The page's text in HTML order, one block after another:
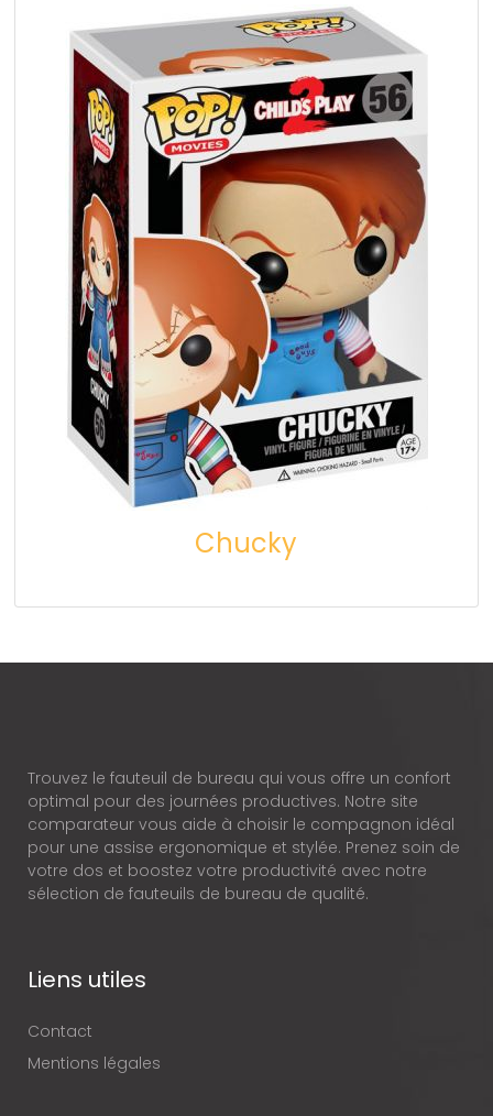
Chucky
Trouvez le fauteuil de bureau qui vous offre un confort
optimal pour des journées productives. Notre site
comparateur vous aide à choisir le compagnon idéal
pour une assise ergonomique et stylée. Prenez soin de
votre dos et boostez votre productivité avec notre
sélection de fauteuils de bureau de qualité.
Liens utiles
Contact
Mentions légales